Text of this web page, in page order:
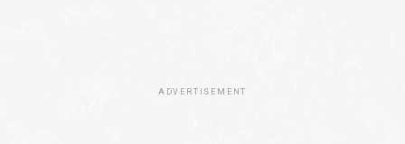
ADVERTISEMENT